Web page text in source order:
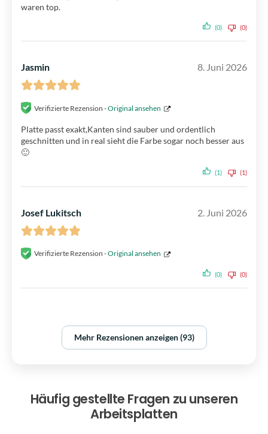
waren top.
(0) (0)
Jasmin 8. Juni 2026
Verifizierte Rezension -Original ansehen
Platte passt exakt,Kanten sind sauber und ordentlich
geschnitten und in real sieht die Farbe sogar noch besser aus
🙂
(1) (1)
Josef Lukitsch 2. Juni 2026
Verifizierte Rezension -Original ansehen
(0) (0)
Mehr Rezensionen anzeigen (93)
Häufig gestellte Fragen zu unseren
Arbeitsplatten